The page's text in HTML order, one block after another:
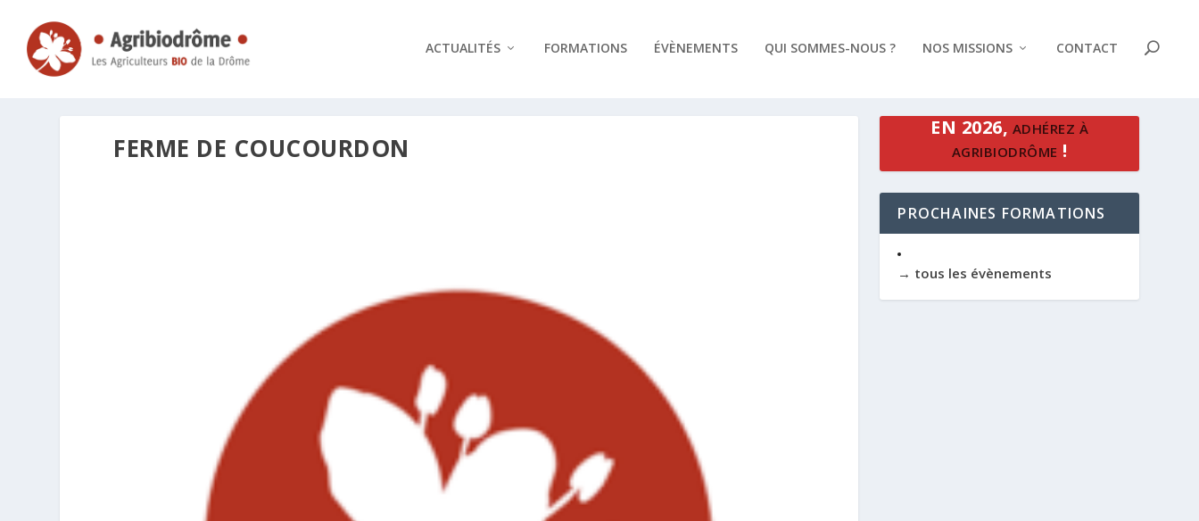
ACTUALITÉS FORMATIONS ÉVÈNEMENTS QUI SOMMES-NOUS ? NOS MISSIONS CONTACT
FERME DE COUCOURDON
EN 2026, ADHÉREZ À
AGRIBIODRÔME !
PROCHAINES FORMATIONS
→ tous les évènements